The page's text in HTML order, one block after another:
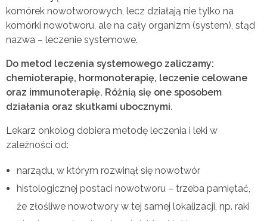
komórek nowotworowych, lecz działają nie tylko na
komórki nowotworu, ale na cały organizm (system), stąd
nazwa – leczenie systemowe.
Do metod leczenia systemowego zaliczamy:
chemioterapię, hormonoterapię, leczenie celowane
oraz immunoterapię. Różnią się one sposobem
działania oraz skutkami ubocznymi.
Lekarz onkolog dobiera metodę leczenia i leki w
zależności od:
narządu, w którym rozwinął się nowotwór
histologicznej postaci nowotworu – trzeba pamiętać,
że złośliwe nowotwory w tej samej lokalizacji, np. raki